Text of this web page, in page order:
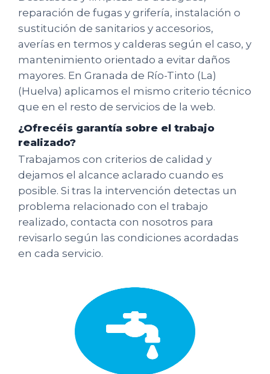
reparación de fugas y grifería, instalación o
sustitución de sanitarios y accesorios,
averías en termos y calderas según el caso, y
mantenimiento orientado a evitar daños
mayores. En Granada de Río-Tinto (La)
(Huelva) aplicamos el mismo criterio técnico
que en el resto de servicios de la web.
¿Ofrecéis garantía sobre el trabajo
realizado?
Trabajamos con criterios de calidad y
dejamos el alcance aclarado cuando es
posible. Si tras la intervención detectas un
problema relacionado con el trabajo
realizado, contacta con nosotros para
revisarlo según las condiciones acordadas
en cada servicio.